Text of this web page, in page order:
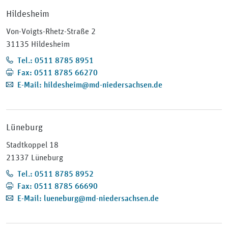
Hildesheim
Von-Voigts-Rhetz-Straße 2
31135 Hildesheim
Tel.: 0511 8785 8951
Fax: 0511 8785 66270
E-Mail: hildesheim@md-niedersachsen.de
Lüneburg
Stadtkoppel 18
21337 Lüneburg
Tel.: 0511 8785 8952
Fax: 0511 8785 66690
E-Mail: lueneburg@md-niedersachsen.de